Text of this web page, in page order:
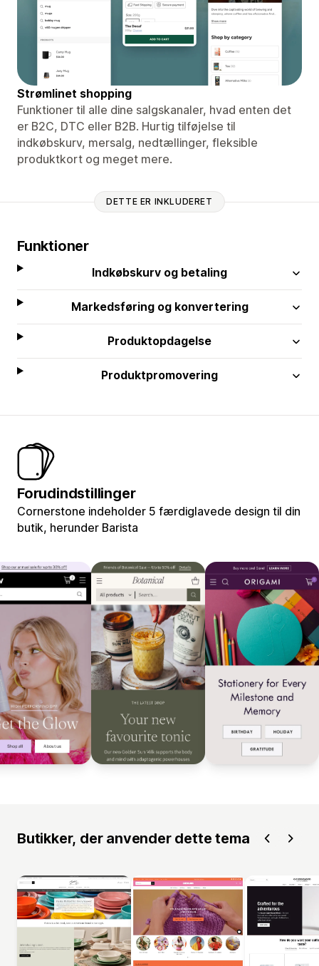
Strømlinet shopping
Funktioner til alle dine salgskanaler, hvad enten det
er B2C, DTC eller B2B. Hurtig tilføjelse til
indkøbskurv, mersalg, nedtællinger, fleksible
produktkort og meget mere.
DETTE ER INKLUDERET
Funktioner
Indkøbskurv og betaling
Markedsføring og konvertering
Produktopdagelse
Produktpromovering
Forudindstillinger
Cornerstone indeholder 5 færdiglavede design til din
butik, herunder Barista
Butikker, der anvender dette tema